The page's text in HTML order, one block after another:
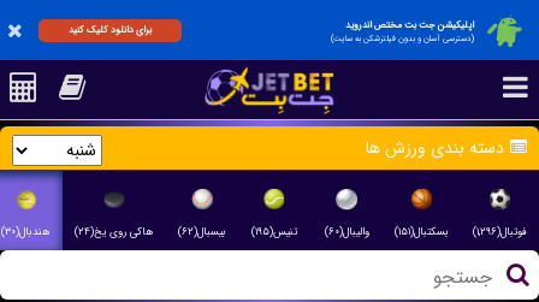
اپلیکیشن جت بت مختص اندروید
(دسترسی آسان و بدون فیلترشکن به سایت)
برای دانلود کلیک کنید
دسته بندی ورزش ها
فوتبال(۱,۲۹۶) بسکتبال(۱۵۱) والیبال(۶۰) تنیس(۱۹۵) بیسبال(۶۲) هاکی روی یخ(۲۴) هندبال(۳۰)